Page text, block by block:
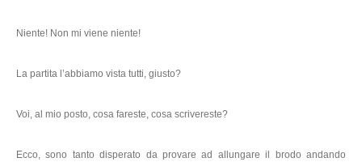
Niente! Non mi viene niente!
La partita l’abbiamo vista tutti, giusto?
Voi, al mio posto, cosa fareste, cosa scrivereste?
Ecco, sono tanto disperato da provare ad allungare il brodo andando